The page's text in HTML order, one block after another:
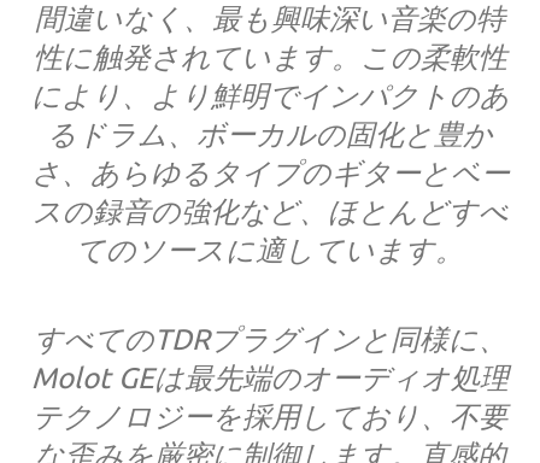
間違いなく、最も興味深い音楽の特
性に触発されています。この柔軟性
により、より鮮明でインパクトのあ
るドラム、ボーカルの固化と豊か
さ、あらゆるタイプのギターとベー
スの録音の強化など、ほとんどすべ
てのソースに適しています。
すべてのTDRプラグインと同様に、
Molot GEは最先端のオーディオ処理
テクノロジーを採用しており、不要
な歪みを厳密に制御します。直感的